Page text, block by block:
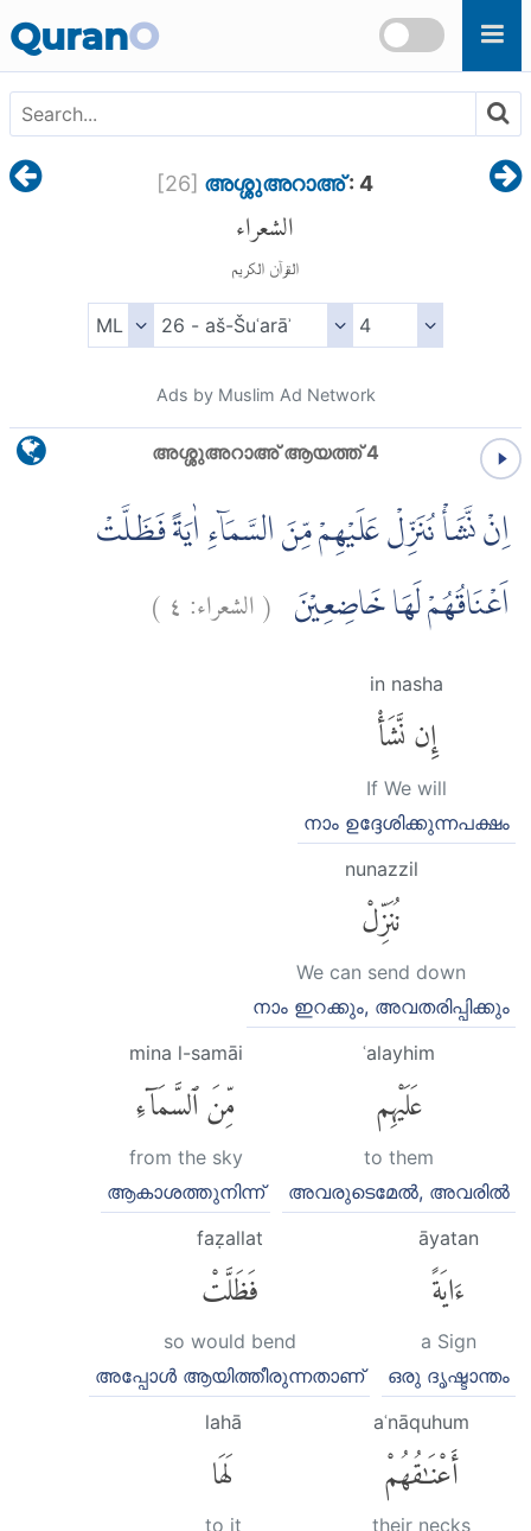
QuranO
[26] അശ്ശുഅറാഅ്: 4
الشعراء
القرآن الكريم
Ads by Muslim Ad Network
അശ്ശുഅറാഅ് ആയത്ത് 4
اِنْ نَّشَأْ نُنَزِّلْ عَلَيْهِمْ مِّنَ السَّمَاۤءِ اٰيَةً فَظَلَّتْ
اَعْنَاقُهُمْ لَهَا خَاضِعِيْنَ (الشعراء: ٤)
in nasha
إِن نَّشَأْ
If We will
നാം ഉദ്ദേശിക്കുന്നപക്ഷം
nunazzil
نُنَزِّلْ
We can send down
നാം ഇറക്കും, അവതരിപ്പിക്കും
ʿalayhim
عَلَيْهِم
to them
അവരുടെമേല്‍, അവരില്‍
mina l-samāi
مِّنَ ٱلسَّمَآءِ
from the sky
ആകാശത്തുനിന്ന്
āyatan
ءَايَةً
a Sign
ഒരു ദൃഷ്ടാന്തം
faẓallat
فَظَلَّتْ
so would bend
അപ്പോള്‍ ആയിത്തീരുന്നതാണ്
aʿnāquhum
أَعْنَٰقُهُمْ
their necks
lahā
لَهَا
to it